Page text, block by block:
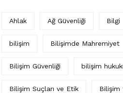
Ahlak Ağ Güvenliği Bilgi
bilişim Bilişimde Mahremiyet
Bilişim Güvenliği bilişim
Bilişim Suçları ve Etik Bilişim